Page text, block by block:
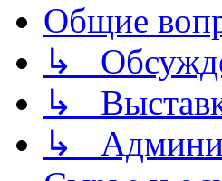
Общие
↳
↳
↳